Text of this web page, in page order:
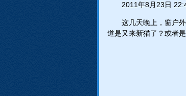
2011年8月23日
这几天晚上，窗户
道是又来新猫了？或者